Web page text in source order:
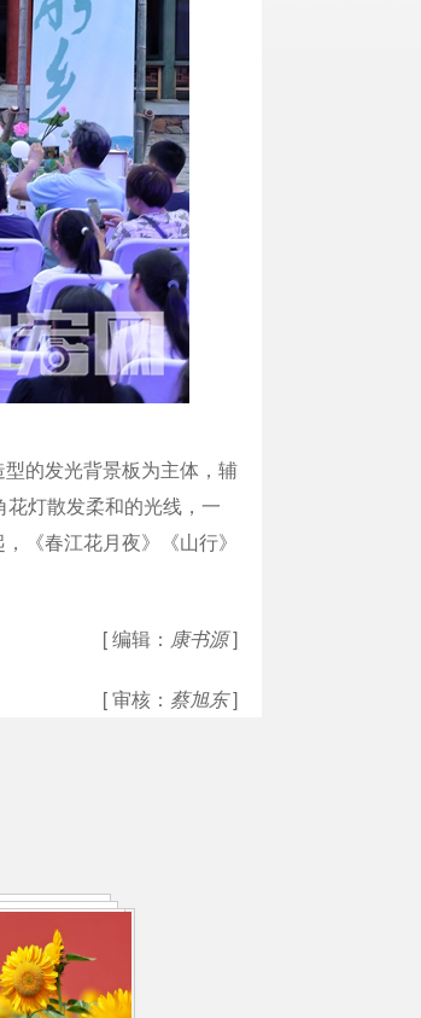
的发光背景板为主体，辅
灯散发柔和的光线，一
《春江花月夜》《山行》
[ 编辑： 康书源]
[ 审核： 蔡旭东]